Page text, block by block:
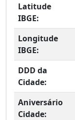
Latitude
IBGE:
Longitude
IBGE:
DDD da
Cidade:
Aniversário
Cidade: